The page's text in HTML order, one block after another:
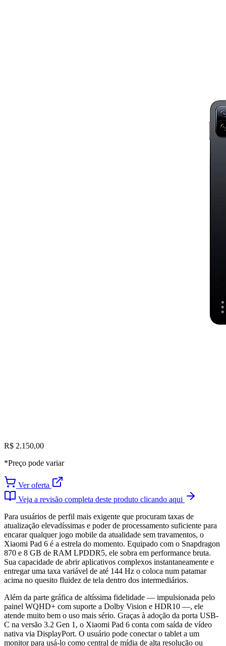
R$ 2.150,00
*Preço pode variar
Ver oferta
Veja a revisão completa deste produto clicando aqui
Para usuários de perfil mais exigente que procuram taxas de
atualização elevadíssimas e poder de processamento suficiente para
encarar qualquer jogo mobile da atualidade sem travamentos, o
Xiaomi Pad 6 é a estrela do momento. Equipado com o Snapdragon
870 e 8 GB de RAM LPDDR5, ele sobra em performance bruta.
Sua capacidade de abrir aplicativos complexos instantaneamente e
entregar uma taxa variável de até 144 Hz o coloca num patamar
acima no quesito fluidez de tela dentro dos intermediários.
Além da parte gráfica de altíssima fidelidade — impulsionada pelo
painel WQHD+ com suporte a Dolby Vision e HDR10 —, ele
atende muito bem o uso mais sério. Graças à adoção da porta USB-
C na versão 3.2 Gen 1, o Xiaomi Pad 6 conta com saída de vídeo
nativa via DisplayPort. O usuário pode conectar o tablet a um
monitor para usá-lo como central de mídia de alta resolução ou